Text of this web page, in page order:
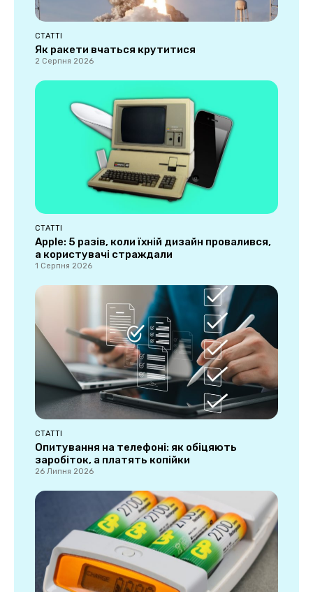
СТАТТІ
Як ракети вчаться крутитися
2 Серпня 2026
СТАТТІ
Apple: 5 разів, коли їхній дизайн провалився,
а користувачі страждали
1 Серпня 2026
СТАТТІ
Опитування на телефоні: як обіцяють
заробіток, а платять копійки
26 Липня 2026